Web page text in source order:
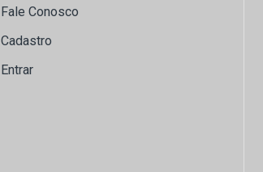
Fale Conosco
Cadastro
Entrar